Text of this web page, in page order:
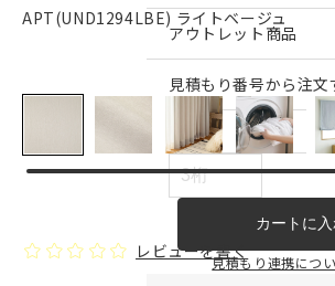
アウトレット商品
見積もり番号から注文
カートに入
見積もり連携につ
APT(UND1294LBE) ライトベージュ
レビューを書く